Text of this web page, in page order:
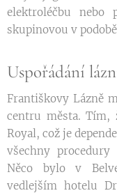
elektroléčbu nebo
skupinovou v
Uspořádání
Františkovy Lázně
centru města. Tím,
Royal, což je
všechny
Něco bylo v
vedlejším hotelu